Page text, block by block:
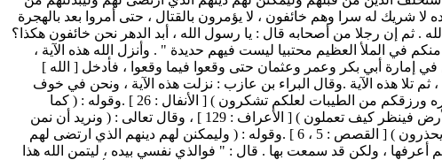
شريك له سرا وهم خائفون ، لا يؤمرون بالقتال ، حتى أمروا بعد بالهجرة
. ثم إن رجلا من أصحابه قال : يا رسول الله ، أبد الدهر نحن خائفون هكذا؟
في الملأ العظيم محتبيا ليست فيهم حديدة " . وأنزل الله هذه الآية ،
إمارة أبي بكر وعمر وعثمان حتى وقعوا فيما وقعوا ، فأدخل [ الله ]
تلا هذه الآية .وقال البراء بن عازب : نزلت هذه الآية ، ونحن في خوف
شديد .وهذه الآية الكريمة كقوله تعالى : ( واذكروا إذ أنتم قليل مستضعفون في الأرض تخافون أن يتخطفكم الناس فآواكم وأيدكم بنصره ورزقكم من الطيبات لعلكم تشكرون ) [ الأنفال : 26 ] .وقوله : ( كما
استخلف الذين من قبلهم ) كما قال تعالى عن موسى ، عليه السلام ، أنه قال لقومه : ( عسى ربكم أن يهلك عدوكم ويستخلفكم في الأرض فينظر كيف تعملون ) [ الأعراف : 129 ] ، وقال تعالى : ( ونريد أن نمن
على الذين استضعفوا في الأرض ونجعلهم أئمة ونجعلهم الوارثين ونمكن لهم في الأرض ونري فرعون وهامان وجنودهما منهم ما كانوا يحذرون ) [ القصص : 5 ، 6 ] .وقوله : ( وليمكنن لهم دينهم الذي ارتضى لهم
، ولكن قد سمعت بها . قال : " فوالذي نفسي بيده ، ليتمن الله هذا